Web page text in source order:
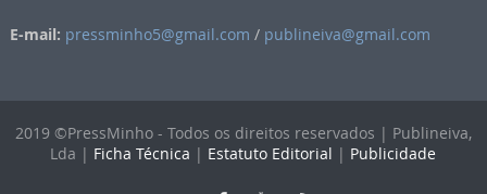
E-mail: pressminho5@gmail.com / publineiva@gmail.com
2019 ©PressMinho - Todos os direitos reservados | Publineiva,
Lda | Ficha Técnica | Estatuto Editorial | Publicidade